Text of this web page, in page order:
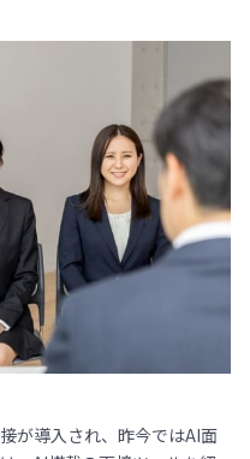
が導入され、昨今ではAI面